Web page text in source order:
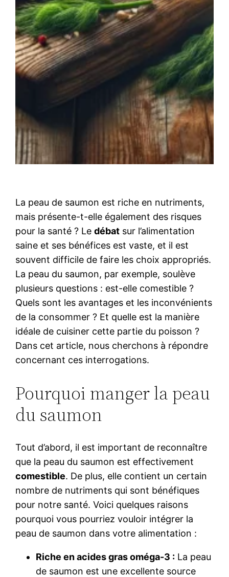
La peau de saumon est riche en nutriments,
mais présente-t-elle également des risques
pour la santé ? Ledébat sur l’alimentation
saine et ses bénéfices est vaste, et il est
souvent difficile de faire les choix appropriés.
La peau du saumon, par exemple, soulève
plusieurs questions : est-elle comestible ?
Quels sont les avantages et les inconvénients
de la consommer ? Et quelle est la manière
idéale de cuisiner cette partie du poisson ?
Dans cet article, nous cherchons à répondre
concernant ces interrogations.
Pourquoi manger la peau
du saumon
Tout d’abord, il est important de reconnaître
que la peau du saumon est effectivement
comestible. De plus, elle contient un certain
nombre de nutriments qui sont bénéfiques
pour notre santé. Voici quelques raisons
pourquoi vous pourriez vouloir intégrer la
peau de saumon dans votre alimentation :
Riche en acides gras oméga-3 : La peau
de saumon est une excellente source